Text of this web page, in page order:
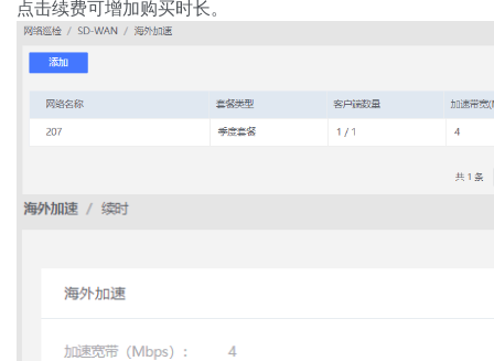
点击续费可增加购买时长。